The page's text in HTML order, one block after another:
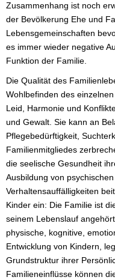
Zusammenhang ist noch
der Bevölkerung Ehe und
Lebensgemeinschaften
es immer wieder negative
Funktion der Familie.
Die Qualität des
Wohlbefinden des
Leid, Harmonie und
und Gewalt. Sie kann an
Pflegebedürftigkeit,
Familienmitgliedes
die seelische Gesundheit
Ausbildung von
Verhaltensauffälligkeiten
Kinder ein: Die Familie ist
seinem Lebenslauf
physische, kognitive,
Entwicklung von Kindern,
Grundstruktur ihrer
Familieneinflüsse können